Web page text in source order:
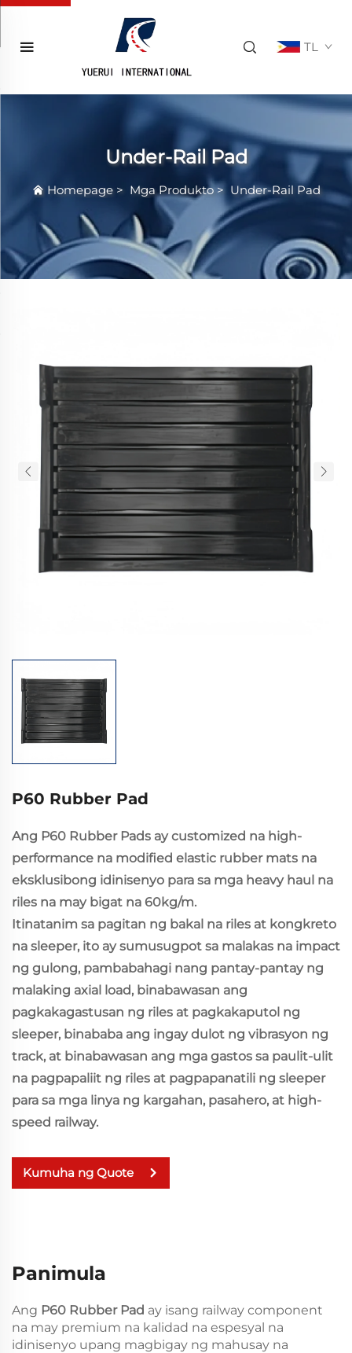
TL
Under-Rail Pad
Homepage> Mga Produkto> Under-Rail Pad
P60 Rubber Pad
Ang P60 Rubber Pads ay customized na high-
performance na modified elastic rubber mats na
eksklusibong idinisenyo para sa mga heavy haul na
riles na may bigat na 60kg/m.
Itinatanim sa pagitan ng bakal na riles at kongkreto
na sleeper, ito ay sumusugpot sa malakas na impact
ng gulong, pambabahagi nang pantay-pantay ng
malaking axial load, binabawasan ang
pagkakagastusan ng riles at pagkakaputol ng
sleeper, binababa ang ingay dulot ng vibrasyon ng
track, at binabawasan ang mga gastos sa paulit-ulit
na pagpapaliit ng riles at pagpapanatili ng sleeper
para sa mga linya ng kargahan, pasahero, at high-
speed railway.
Kumuha ng Quote
Panimula
Ang P60 Rubber Pad ay isang railway component
na may premium na kalidad na espesyal na
idinisenyo upang magbigay ng mahusay na